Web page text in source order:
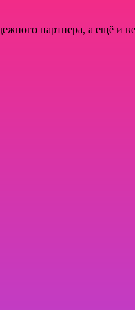
партнера, а ещё и